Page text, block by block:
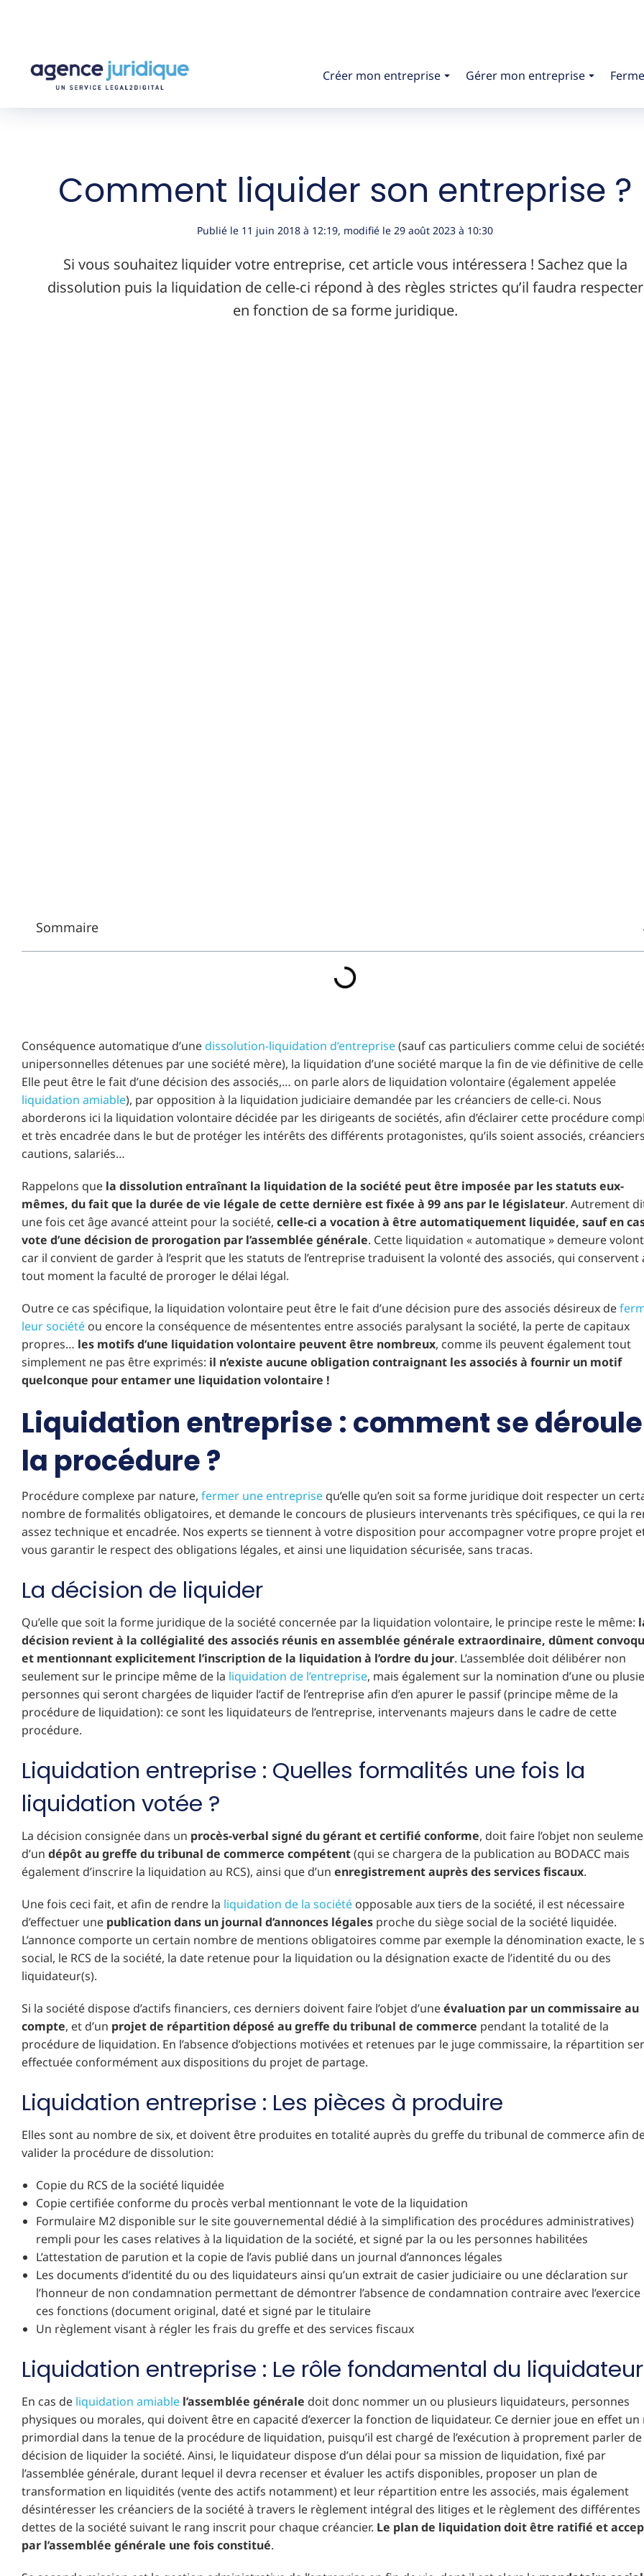
Créer mon entreprise Gérer mon entreprise
Comment liquider son entreprise ?
Publié le 11 juin 2018 à 12:19, modifié le 29 août 2023 à 10:30
Si vous souhaitez liquider votre entreprise, cet article vous intéressera ! Sachez que la
dissolution puis la liquidation de celle-ci répond à des règles strictes qu’il faudra respecter
en fonction de sa forme juridique.
Sommaire
Conséquence automatique d’une dissolution-liquidation d’entreprise(sauf cas particuliers comme celui de
unipersonnelles détenues par une société mère), la liquidation d’une société marque la fin de vie définitive de
Elle peut être le fait d’une décision des associés,… on parle alors de liquidation volontaire (également appelée
liquidation amiable), par opposition à la liquidation judiciaire demandée par les créanciers de celle-ci. Nous
aborderons ici la liquidation volontaire décidée par les dirigeants de sociétés, afin d’éclairer cette procédure
et très encadrée dans le but de protéger les intérêts des différents protagonistes, qu’ils soient associés,
cautions, salariés…
Rappelons que la dissolution entraînant la liquidation de la société peut être imposée par les statuts eux-
mêmes, du fait que la durée de vie légale de cette dernière est fixée à 99 ans par le législateur. Autrement
une fois cet âge avancé atteint pour la société, celle-ci a vocation à être automatiquement liquidée, sauf en
vote d’une décision de prorogation par l’assemblée générale. Cette liquidation « automatique » demeure
car il convient de garder à l’esprit que les statuts de l’entreprise traduisent la volonté des associés, qui conservent
tout moment la faculté de proroger le délai légal.
Outre ce cas spécifique, la liquidation volontaire peut être le fait d’une décision pure des associés désireux de
leur société ou encore la conséquence de mésententes entre associés paralysant la société, la perte de capitaux
propres… les motifs d’une liquidation volontaire peuvent être nombreux, comme ils peuvent également tout
simplement ne pas être exprimés: il n’existe aucune obligation contraignant les associés à fournir un motif
quelconque pour entamer une liquidation volontaire !
Liquidation entreprise : comment se déroule
la procédure ?
Procédure complexe par nature, fermer une entreprise qu’elle qu’en soit sa forme juridique doit respecter un
nombre de formalités obligatoires, et demande le concours de plusieurs intervenants très spécifiques, ce qui la
assez technique et encadrée. Nos experts se tiennent à votre disposition pour accompagner votre propre projet
vous garantir le respect des obligations légales, et ainsi une liquidation sécurisée, sans tracas.
La décision de liquider
Qu’elle que soit la forme juridique de la société concernée par la liquidation volontaire, le principe reste le même:
décision revient à la collégialité des associés réunis en assemblée générale extraordinaire, dûment
et mentionnant explicitement l’inscription de la liquidation à l’ordre du jour. L’assemblée doit délibérer non
seulement sur le principe même de la liquidation de l’entreprise, mais également sur la nomination d’une ou
personnes qui seront chargées de liquider l’actif de l’entreprise afin d’en apurer le passif (principe même de la
procédure de liquidation): ce sont les liquidateurs de l’entreprise, intervenants majeurs dans le cadre de cette
procédure.
Liquidation entreprise : Quelles formalités une fois la
liquidation votée ?
La décision consignée dans un procès-verbal signé du gérant et certifié conforme, doit faire l’objet non
d’un dépôt au greffe du tribunal de commerce compétent(qui se chargera de la publication au BODACC mais
également d’inscrire la liquidation au RCS), ainsi que d’un enregistrement auprès des services fiscaux.
Une fois ceci fait, et afin de rendre la liquidation de la société opposable aux tiers de la société, il est nécessaire
d’effectuer une publication dans un journal d’annonces légales proche du siège social de la société liquidée.
L’annonce comporte un certain nombre de mentions obligatoires comme par exemple la dénomination exacte, le
social, le RCS de la société, la date retenue pour la liquidation ou la désignation exacte de l’identité du ou des
liquidateur(s).
Si la société dispose d’actifs financiers, ces derniers doivent faire l’objet d’uneévaluation par un commissaire au
compte, et d’un projet de répartition déposé au greffe du tribunal de commerce pendant la totalité de la
procédure de liquidation. En l’absence d’objections motivées et retenues par le juge commissaire, la répartition
effectuée conformément aux dispositions du projet de partage.
Liquidation entreprise : Les pièces à produire
Elles sont au nombre de six, et doivent être produites en totalité auprès du greffe du tribunal de commerce afin
valider la procédure de dissolution:
Copie du RCS de la société liquidée
Copie certifiée conforme du procès verbal mentionnant le vote de la liquidation
Formulaire M2 disponible sur le site gouvernemental dédié à la simplification des procédures administratives)
rempli pour les cases relatives à la liquidation de la société, et signé par la ou les personnes habilitées
L’attestation de parution et la copie de l’avis publié dans un journal d’annonces légales
Les documents d’identité du ou des liquidateurs ainsi qu’un extrait de casier judiciaire ou une déclaration sur
l’honneur de non condamnation permettant de démontrer l’absence de condamnation contraire avec l’exercice
ces fonctions (document original, daté et signé par le titulaire
Un règlement visant à régler les frais du greffe et des services fiscaux
Liquidation entreprise : Le rôle fondamental du liquidateur
En cas de liquidation amiable l’assemblée générale doit donc nommer un ou plusieurs liquidateurs, personnes
physiques ou morales, qui doivent être en capacité d’exercer la fonction de liquidateur. Ce dernier joue en effet un
primordial dans la tenue de la procédure de liquidation, puisqu’il est chargé de l’exécution à proprement parler de
décision de liquider la société. Ainsi, le liquidateur dispose d’un délai pour sa mission de liquidation, fixé par
l’assemblée générale, durant lequel il devra recenser et évaluer les actifs disponibles, proposer un plan de
transformation en liquidités (vente des actifs notamment) et leur répartition entre les associés, mais également
désintéresser les créanciers de la société à travers le règlement intégral des litiges et le règlement des différentes
dettes de la société suivant le rang inscrit pour chaque créancier. Le plan de liquidation doit être ratifié et
par l’assemblée générale une fois constitué.